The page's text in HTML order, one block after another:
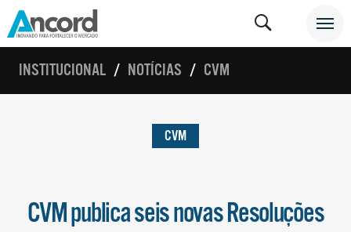
INSTITUCIONAL NOTÍCIAS CVM
CVM
CVM publica seis novas Resoluções